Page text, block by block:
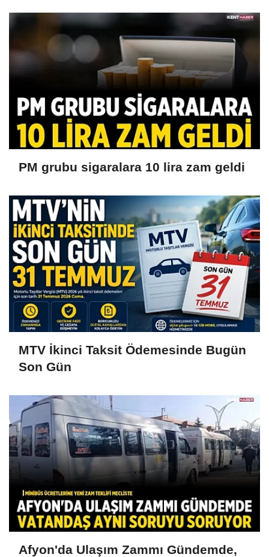
PM grubu sigaralara 10 lira zam geldi
MTV İkinci Taksit Ödemesinde Bugün
Son Gün
Afyon'da Ulaşım Zammı Gündemde,